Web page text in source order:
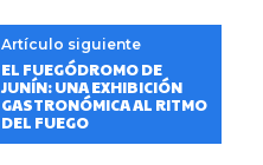
Artículo siguiente
EL FUEGÓDROMO DE
JUNÍN: UNA EXHIBICIÓN
GASTRONÓMICA AL RITMO
DEL FUEGO